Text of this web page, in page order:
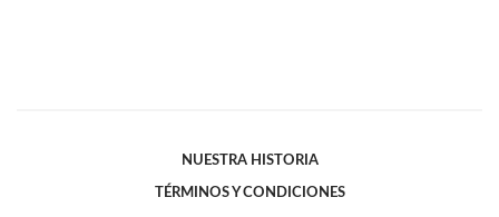
NUESTRA HISTORIA
TÉRMINOS Y CONDICIONES